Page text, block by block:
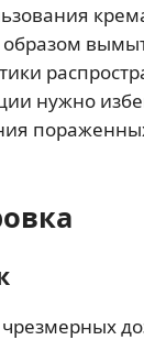
нужно